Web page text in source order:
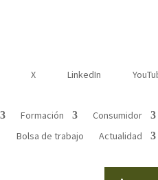
X LinkedIn
Formación
Consumidor
Bolsa de trabajo
Actualidad